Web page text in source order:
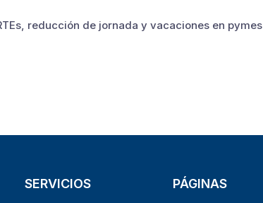
reducción de jornada y vacaciones en pymes
SERVICIOS PÁGINAS